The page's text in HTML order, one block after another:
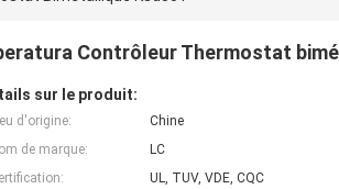
Contrôleur Thermostat
sur le produit:
d'origine:
Chine
de marque:
LC
UL, TUV, VDE, CQC